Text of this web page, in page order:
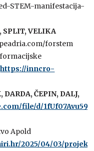
STEM-manifestacija-
SPLIT, VELIKA
forstem
https://inncro-
DARDA, ČEPIN, DALJ,
file/d/
Apold
2025/04/03/projekt-